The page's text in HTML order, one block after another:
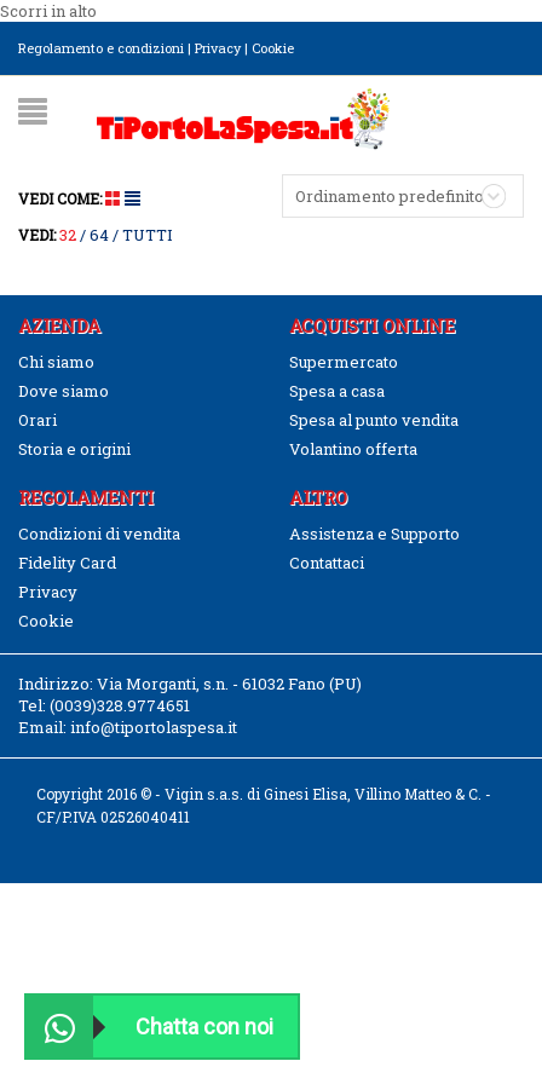
Scorri in alto
Regolamento e condizioni | Privacy| Cookie
Ordinamento predefinito
VEDI COME:
VEDI:32 64 TUTTI
AZIENDA
Chi siamo
Dove siamo
Orari
Storia e origini
ACQUISTI ONLINE
Supermercato
Spesa a casa
Spesa al punto vendita
Volantino offerta
REGOLAMENTI
Condizioni di vendita
Fidelity Card
Privacy
Cookie
ALTRO
Assistenza e Supporto
Contattaci
Indirizzo: Via Morganti, s.n. - 61032 Fano (PU)
Tel: (0039)328.9774651
Email: info@tiportolaspesa.it
Copyright 2016 © - Vigin s.a.s. di Ginesi Elisa, Villino Matteo & C. -
CF/P.IVA 02526040411
Chatta con noi